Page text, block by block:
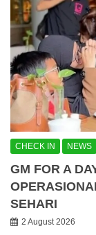
CHECK IN NEWS
GM FOR A
SEHARI
2 August 2026